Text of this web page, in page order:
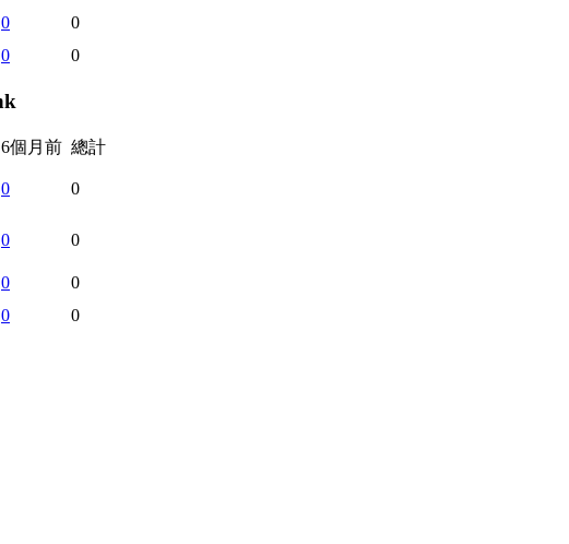
0
0
0 0
6個月前 總計
0 0
0 0
0
0
0 0